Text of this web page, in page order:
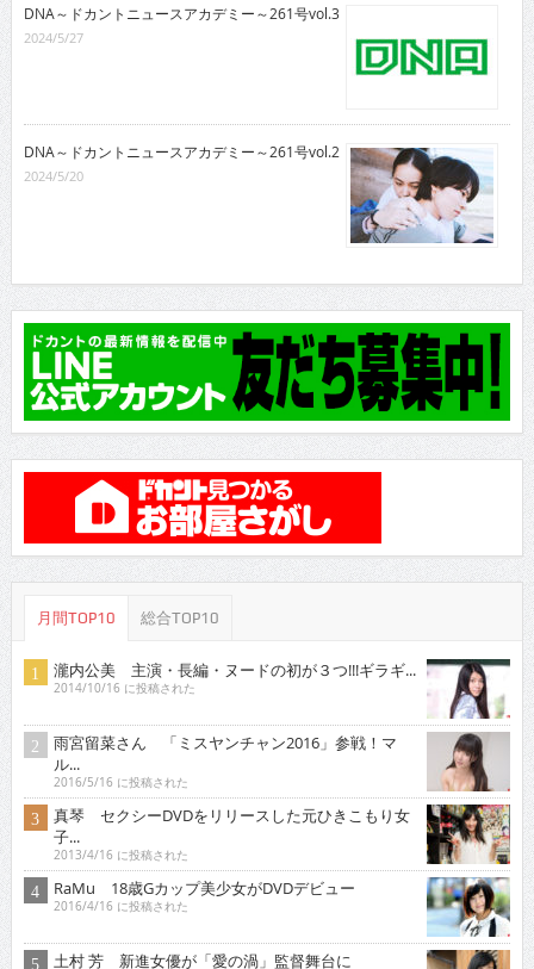
DNA～ドカントニュースアカデミー～261号vol.3
2024/5/27
DNA～ドカントニュースアカデミー～261号vol.2
2024/5/20
月間TOP10 総合TOP10
瀧内公美 主演・長編・ヌードの初が３つ!!!ギラギ...
2014/10/16 に投稿された
雨宮留菜さん 「ミスヤンチャン2016」参戦！マ
ル...
2016/5/16 に投稿された
真琴 セクシーDVDをリリースした元ひきこもり女
子...
2013/4/16 に投稿された
RaMu 18歳Gカップ美少女がDVDデビュー
2016/4/16 に投稿された
土村 芳 新進女優が「愛の渦」監督舞台に